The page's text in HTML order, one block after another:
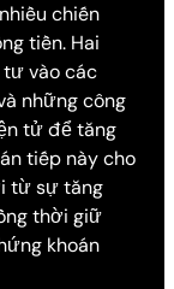
chiến
tiền. Hai
vào các
những công
tử để tăng
tiếp này cho
từ sự tăng
thời giữ
khoán